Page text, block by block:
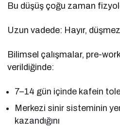
Bu düşüş çoğu zaman
Uzun vadede: Hayır,
Bilimsel çalışmalar, pre-
verildiğinde:
7–14 gün içinde kafein
Merkezi sinir sisteminin
kazandığını